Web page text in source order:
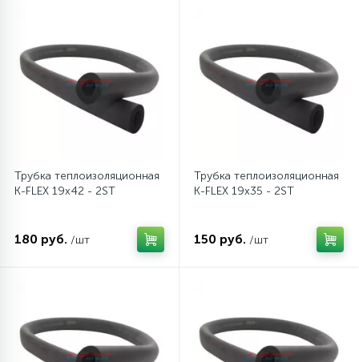
Трубка теплоизоляционная
K-FLEX 19x42 - 2ST
180 руб. /шт
Трубка теплоизоляционная
K-FLEX 19x35 - 2ST
150 руб. /шт